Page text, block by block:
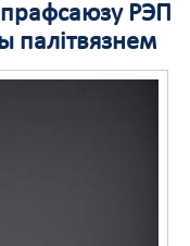
РЭП
палітвязнем